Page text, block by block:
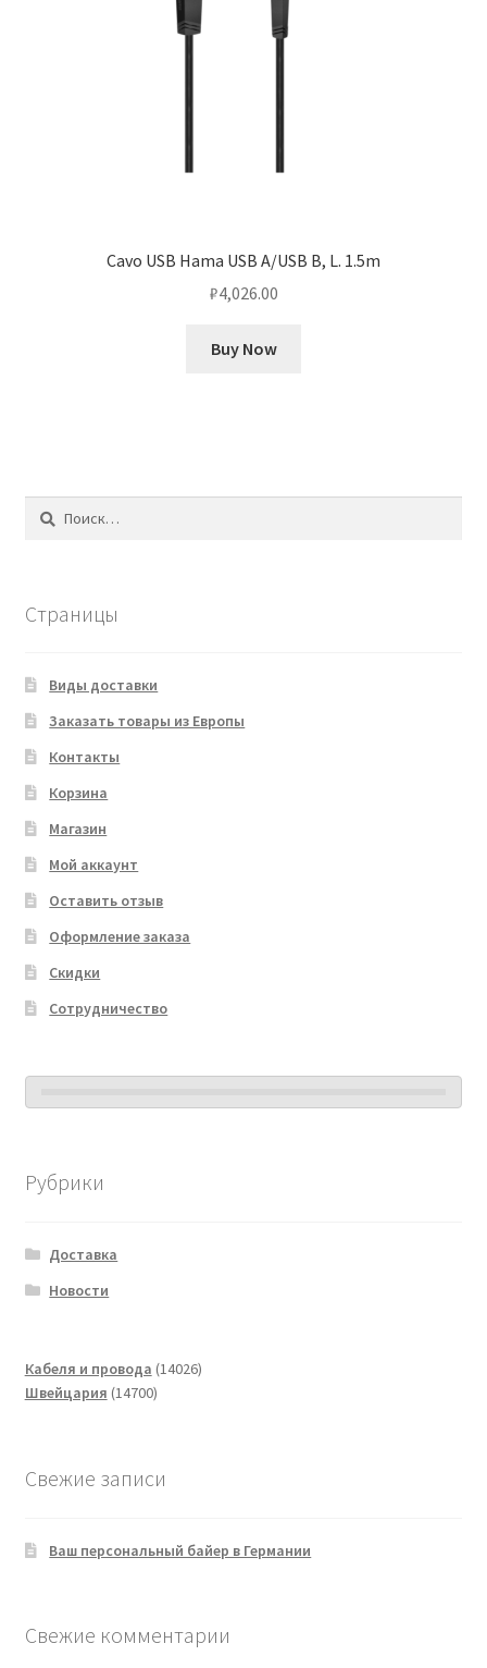
Cavo USB Hama USB A/USB B, L. 1.5m
₽4,026.00
Buy Now
Найти:
Страницы
Виды доставки
Заказать товары из Европы
Контакты
Корзина
Магазин
Мой аккаунт
Оставить отзыв
Оформление заказа
Скидки
Сотрудничество
Рубрики
Доставка
Новости
Кабеля и провода 1402614026
Швейцария 1470014700
Свежие записи
Ваш персональный байер в Германии
Свежие комментарии